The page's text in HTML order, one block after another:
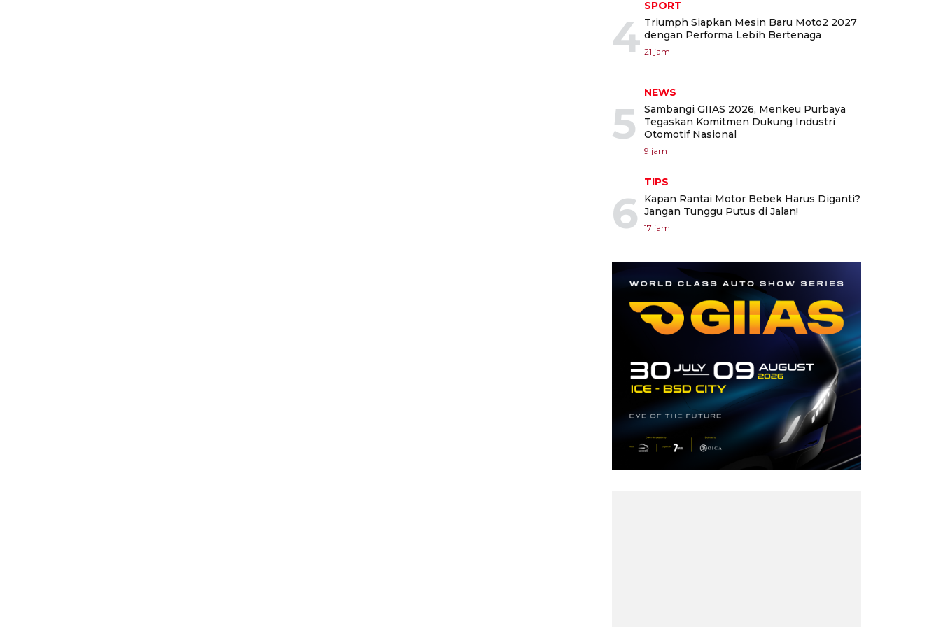
4
SPORT
Triumph Siapkan Mesin Baru Moto2 2027
dengan Performa Lebih Bertenaga
21 jam
5
NEWS
Sambangi GIIAS 2026, Menkeu Purbaya
Tegaskan Komitmen Dukung Industri
Otomotif Nasional
9 jam
6
TIPS
Kapan Rantai Motor Bebek Harus Diganti?
Jangan Tunggu Putus di Jalan!
17 jam